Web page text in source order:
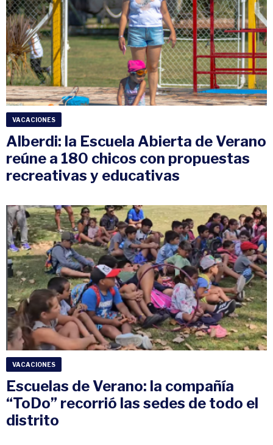
VACACIONES
Alberdi: la Escuela Abierta de Verano
reúne a 180 chicos con propuestas
recreativas y educativas
VACACIONES
Escuelas de Verano: la compañía
“ToDo” recorrió las sedes de todo el
distrito